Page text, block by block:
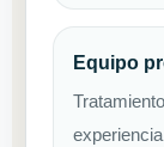
Equipo